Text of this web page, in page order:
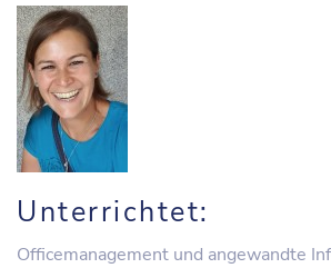
Unterrichtet:
Officemanagement und angewandte